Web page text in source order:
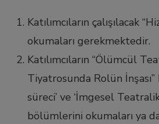
Katılımcıların çalışılacak
okumaları gerekmektedir.
Katılımcıların “Ölümcül
Tiyatrosunda Rolün İnşası”
süreci’ ve ‘İmgesel
bölümlerini okumaları ya